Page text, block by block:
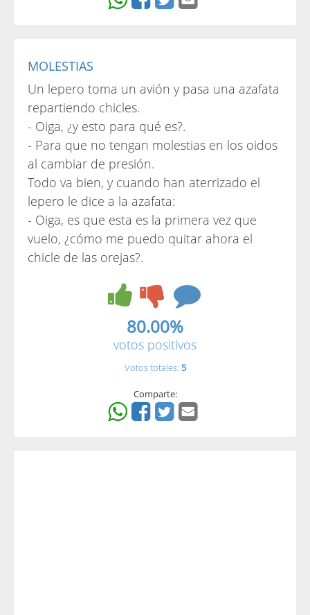
MOLESTIAS
Un lepero toma un avión y pasa una azafata
repartiendo chicles.
- Oiga, ¿y esto para qué es?.
- Para que no tengan molestias en los oidos
al cambiar de presión.
Todo va bien, y cuando han aterrizado el
lepero le dice a la azafata:
- Oiga, es que esta es la primera vez que
vuelo, ¿cómo me puedo quitar ahora el
chicle de las orejas?.
80.00%
votos positivos
Votos totales: 5
Comparte: